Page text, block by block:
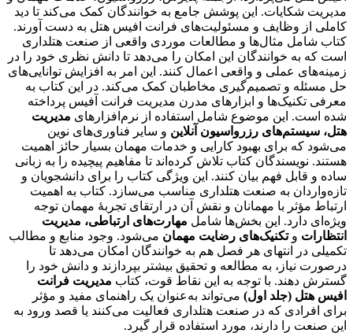
مدیریت شکایات. این پوشش جامع به خوانندگان کمک می‌کند تا دید
کاملی از وظایف و مسئولیت‌های فرانت افیس هتل به دست آورند.
کتاب شامل مثال‌ها و مطالعات موردی واقعی از صنعت هتلداری
است که به خوانندگان این امکان را می‌دهد تا دانش نظری خود را در
زمینه‌های عملی و واقعی اعمال کنند. این امر به افزایش توانایی‌های
حل مسئله و تصمیم‌گیری مخاطبان کمک می‌کند. در این کتاب به
معرفی تکنیک‌ها و ابزارهای مدرن مدیریت فرانت آفیس پرداخته
شده است. این موضوع شامل استفاده از نرم‌افزارهای مدیریت
هتل، سیستم‌های رزرواسیون آنلاین و سایر فناوری‌های نوین
می‌شود که برای بهبود کارایی و خدمات مهمان بسیار حائز اهمیت
هستند. نویسندگان کتاب تلاش کرده‌اند تا مفاهیم پیچیده را به زبانی
ساده و قابل فهم بیان کنند. این ویژگی کتاب را برای دانشجویان و
تازه‌واردان به صنعت هتلداری مناسب می‌سازد. کتاب به اهمیت
ارتباط مؤثر با مهمانان و نقش آن در ارتقای تجربۀ مهمان توجه
ویژه‌ای دارد. این بخش‌ها شامل مهارت‌های ارتباطی، مدیریت
انتظارات وتکنیک‌های رضایت مهمان می‌شود. وجود منابع و مطالب
تکمیلی در انتهای هر فصل هم به خوانندگان امکان می‌دهد تا
درصورت نیاز، به مطالعه و تحقیق بیشتر بپردازند و دانش خود را
گسترش دهند. با توجه به این نقاط قوت، کتاب مدیریت فرانت
افیس هتل (جلد اول) می‌تواند به‌عنوان یک راهنمای مفید و مؤثر
برای افرادی که در صنعت هتلداری فعالیت می‌کنند یا قصد ورود به
این صنعت را دارند، مورد استفاده قرار گیرد.